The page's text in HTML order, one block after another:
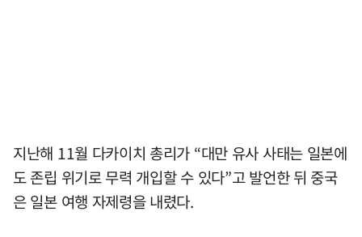
지난해 11월 다카이치 총리가 “대만 유사 사태는 일본에
도 존립 위기로 무력 개입할 수 있다”고 발언한 뒤 중국
은 일본 여행 자제령을 내렸다.